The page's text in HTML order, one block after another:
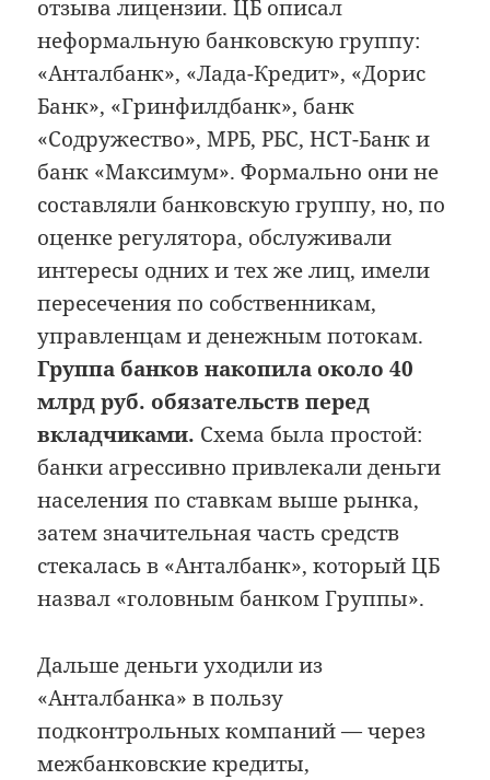
отзыва лицензии. ЦБ описал
неформальную банковскую группу:
«Анталбанк», «Лада-Кредит», «Дорис
Банк», «Гринфилдбанк», банк
«Содружество», МРБ, РБС, НСТ-Банк и
банк «Максимум». Формально они не
составляли банковскую группу, но, по
оценке регулятора, обслуживали
интересы одних и тех же лиц, имели
пересечения по собственникам,
управленцам и денежным потокам.
Группа банков накопила около 40
млрд руб. обязательств перед
вкладчиками. Схема была простой:
банки агрессивно привлекали деньги
населения по ставкам выше рынка,
затем значительная часть средств
стекалась в «Анталбанк», который ЦБ
назвал «головным банком Группы».
Дальше деньги уходили из
«Анталбанка» в пользу
подконтрольных компаний — через
межбанковские кредиты,